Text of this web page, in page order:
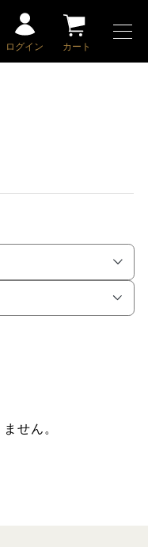
ログイン カート
せん。